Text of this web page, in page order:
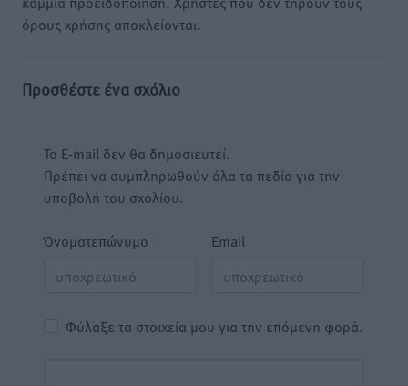
όρους χρήσης αποκλείονται.
Προσθέστε ένα σχόλιο
Το E-mail δεν θα δημοσιευτεί.
Πρέπει να συμπληρωθούν όλα τα πεδία για την
υποβολή του σχολίου.
Όνοματεπώνυμο Email
Φύλαξε τα στοιχεία μου για την επόμενη φορά.